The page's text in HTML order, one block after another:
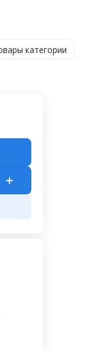
категории